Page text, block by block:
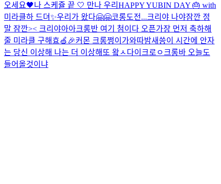
오세요🖤나 스케쥴 끝 🤍 만나 우리 HAPPY YUBIN DAY 🎂 with
미라클하 드뎌✨우리가 왔다🤗🤗코롱도전...크리야 나야잠깐 정
말 잠깐>< 크리야아아크롱반 여기 첨이다 오픈가장 먼저 축하해
줄 미라클 구해효🍏🎉커몬 크롱쩡이가와따밤새씅이 시간에 안자
는 당신 이상해 나는 더 이상해 또 왘ㅅ다이크로ㅇ 크롱바 오늘도
들어올것이냐